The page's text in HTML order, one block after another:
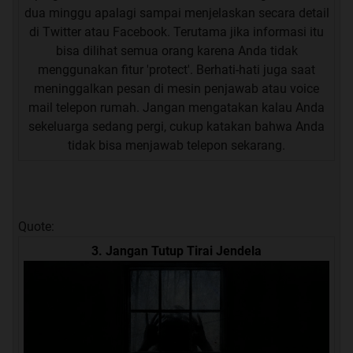
dua minggu apalagi sampai menjelaskan secara detail
di Twitter atau Facebook. Terutama jika informasi itu
bisa dilihat semua orang karena Anda tidak
menggunakan fitur 'protect'. Berhati-hati juga saat
meninggalkan pesan di mesin penjawab atau voice
mail telepon rumah. Jangan mengatakan kalau Anda
sekeluarga sedang pergi, cukup katakan bahwa Anda
tidak bisa menjawab telepon sekarang.
Quote:
3. Jangan Tutup Tirai Jendela